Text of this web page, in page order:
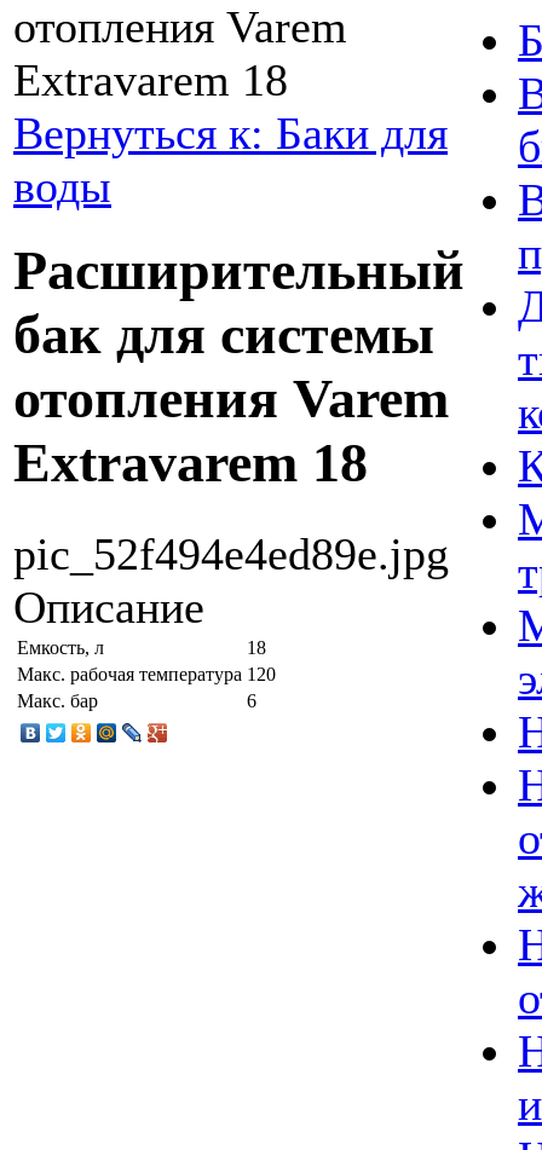
отопления Varem
Extravarem 18
Вернуться к: Баки для
воды
Расширительный
бак для системы
отопления Varem
Extravarem 18
pic_52f494e4ed89e.jpg
Описание
Емкость, л
18
Макс. рабочая температура 120
Макс. бар
6